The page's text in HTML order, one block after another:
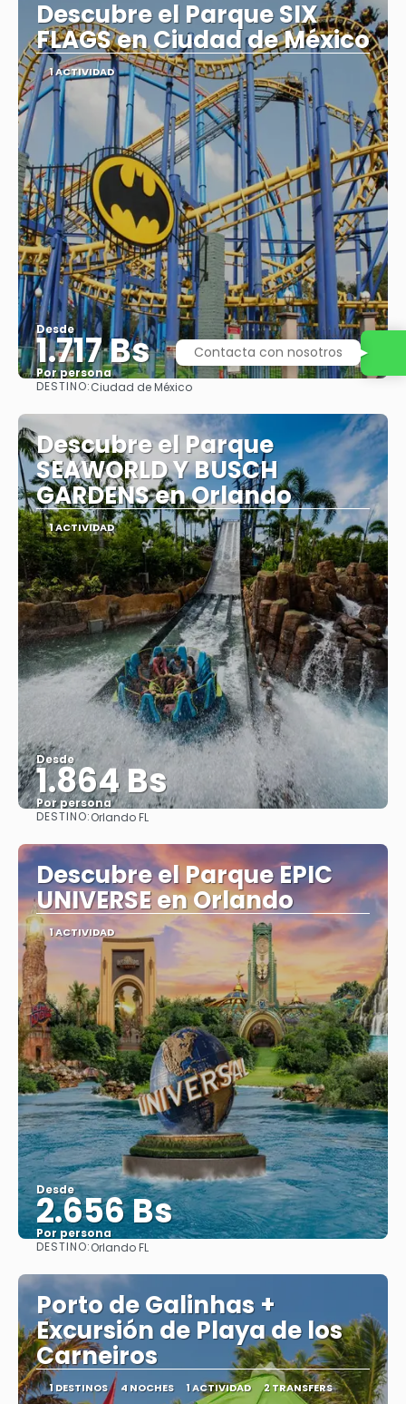
Descubre el Parque SIX
FLAGS en Ciudad de México
1 ACTIVIDAD
Desde
1.717 Bs
Por persona
DESTINO:Ciudad de México
Descubre el Parque
SEAWORLD Y BUSCH
GARDENS en Orlando
1 ACTIVIDAD
Desde
1.864 Bs
Por persona
DESTINO:Orlando FL
Descubre el Parque EPIC
UNIVERSE en Orlando
1 ACTIVIDAD
Desde
2.656 Bs
Por persona
DESTINO:Orlando FL
Porto de Galinhas +
Excursión de Playa de los
Carneiros
1 DESTINOS 4 NOCHES 1 ACTIVIDAD 2 TRANSFERS
Contacta con nosotros